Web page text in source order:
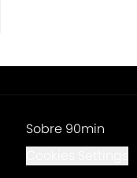
Sobre 90min